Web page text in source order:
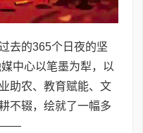
去的365个日夜的坚
中心以笔墨为犁，以
助农、教育赋能、文
不辍，绘就了一幅多
——